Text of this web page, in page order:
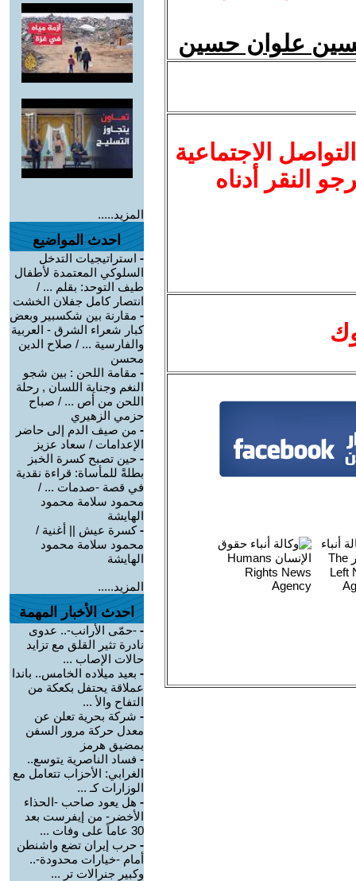
الاجتماعية
النقر أدناه
المزيد.....
احدث المواضيع
- استراتيجيات التدخل
السلوكي المعتمدة لأطفال
طيف التوحد: بقلم ... /
انتصار كامل جفلان الخشت
- مقارنة بين شكسبير وبعض
كبار شعراء الشرق - العربية
والفارسية ... / صلاح الدين
محسن
- مقامة اللحن : بين شجو
النغم وجناية اللسان , رحلة
اللحن من أص ... / صباح
حزمي الزهيري
- من صيف الدم إلى حاضر
الإعدامات / سعاد عزيز
- حين تصبح كسرة الخبز
بطلةً للمأساة: قراءة نقدية
في قصة -صدمات ... /
محمود سلامة محمود
الهايشة
-كسرة عيش || أغنية /
محمود سلامة محمود
الهايشة
المزيد.....
احدث الأخبار المهمة
- -حمّى الأرانب-.. عدوى
نادرة تثير القلق مع تزايد
حالات الإصاب ...
- بعيد ميلاده الخامس.. باندا
عملاقة يحتفل بكعكة من
التفاح والأ ...
- شركة بحرية تعلن عن
معدل حركة مرور السفن
بمضيق هرمز
- فساد الناصرية يتوسع..
الغرابي: الأحزاب تتعامل مع
الوزارات كـ ...
- هل يعود صاحب -الحذاء
الأخضر- من إيفرست بعد
30 عاماً على وفات ...
- حرب إيران تضع واشنطن
أمام -خيارات محدودة-..
وكبير جنرالات تر ...